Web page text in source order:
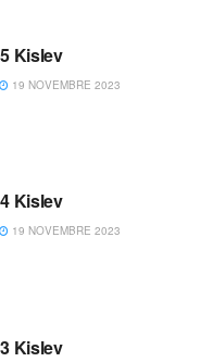
Kislev
19 NOVEMBRE 2023
Kislev
19 NOVEMBRE 2023
Kislev